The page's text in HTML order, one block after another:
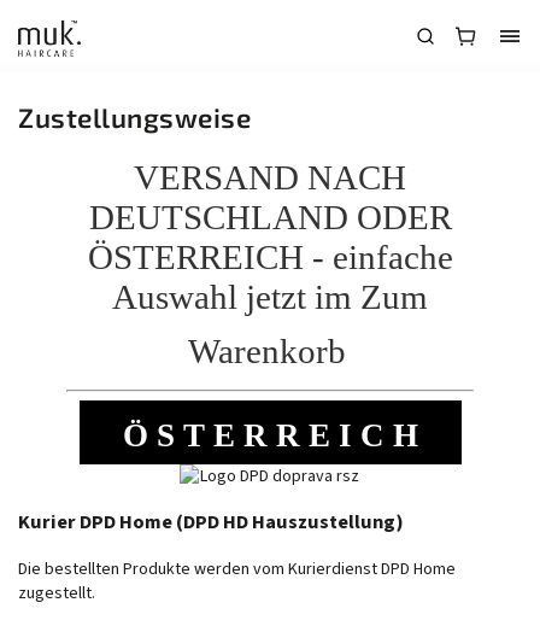
Zustellungsweise
VERSAND NACH
DEUTSCHLAND ODER
ÖSTERREICH - einfache
Auswahl jetzt im Zum
Warenkorb
Ö S T E R R E I C H
Kurier DPD Home (DPD HD Hauszustellung)
Die bestellten Produkte werden vom Kurierdienst DPD Home
zugestellt.